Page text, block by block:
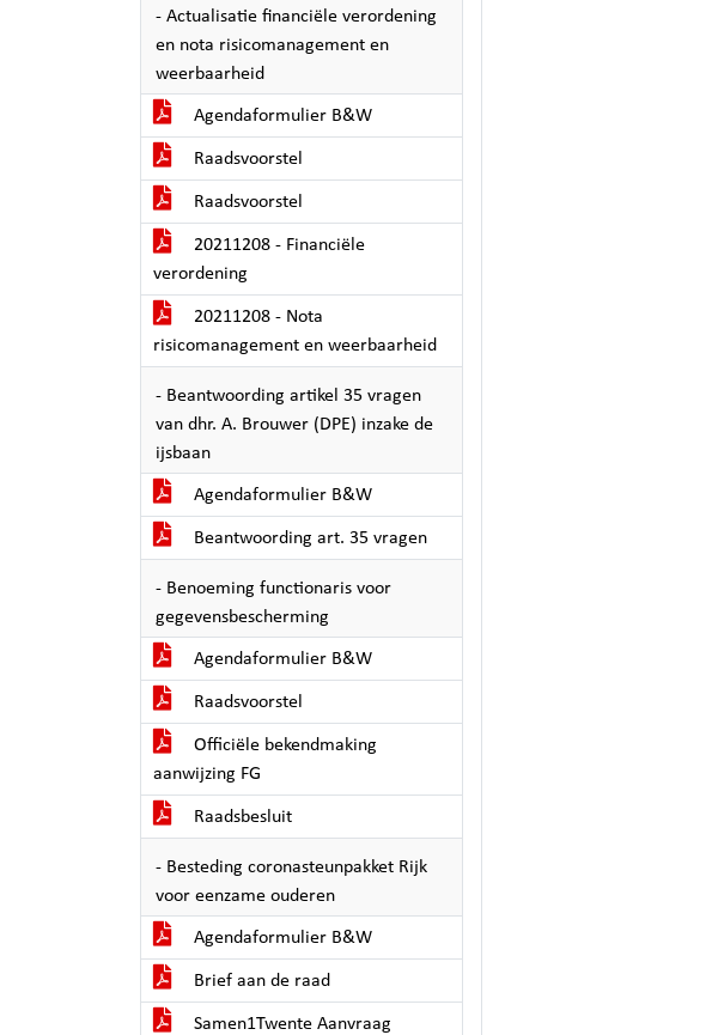
- Actualisatie financiële verordening
en nota risicomanagement en
weerbaarheid
Agendaformulier B&W
Raadsvoorstel
Raadsvoorstel
20211208 - Financiële
verordening
20211208 - Nota
risicomanagement en weerbaarheid
- Beantwoording artikel 35 vragen
van dhr. A. Brouwer (DPE) inzake de
ijsbaan
Agendaformulier B&W
Beantwoording art. 35 vragen
- Benoeming functionaris voor
gegevensbescherming
Agendaformulier B&W
Raadsvoorstel
Officiële bekendmaking
aanwijzing FG
Raadsbesluit
- Besteding coronasteunpakket Rijk
voor eenzame ouderen
Agendaformulier B&W
Brief aan de raad
Samen1Twente Aanvraag